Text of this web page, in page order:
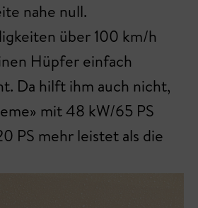
nahe null.
über 100 km/h
Hüpfer einfach
Da hilft ihm auch nicht,
mit 48 kW/65 PS
PS mehr leistet als die